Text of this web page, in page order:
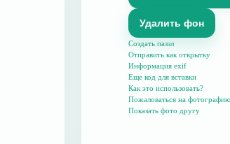
Удалить фон
Создать паззл
Отправить как открытку
Информация exif
Еще код для вставки
Как это использовать?
Пожаловаться на фотографию
Показать фото другу